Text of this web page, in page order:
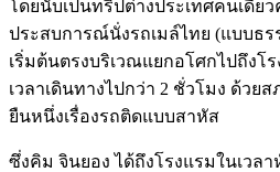
โดยนับเป็นทริปต่างประเทศคนเดีย
ประสบการณ์นั่งรถเมล์ไทย (แบบธ
เริ่มต้นตรงบริเวณแยกอโศกไปถึงโ
เวลาเดินทางไปกว่า 2 ชั่วโมง ด้วย
ยืนหนึ่งเรื่องรถติดแบบสาหัส
ซึ่งคิม จินยอง ได้ถึงโรงแรมในเวล